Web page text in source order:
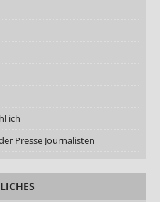
ich
Presse Journalisten